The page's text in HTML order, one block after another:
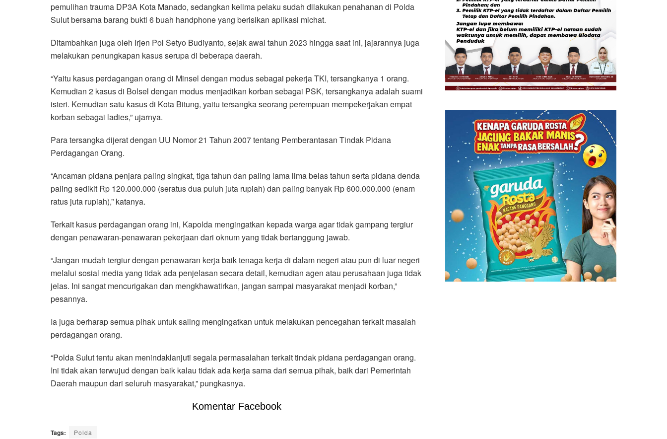
pemulihan trauma DP3A Kota Manado, sedangkan kelima pelaku sudah dilakukan penahanan di Polda
Sulut bersama barang bukti 6 buah handphone yang berisikan aplikasi michat.
Ditambahkan juga oleh Irjen Pol Setyo Budiyanto, sejak awal tahun 2023 hingga saat ini, jajarannya juga
melakukan penungkapan kasus serupa di beberapa daerah.
“Yaitu kasus perdagangan orang di Minsel dengan modus sebagai pekerja TKI, tersangkanya 1 orang.
Kemudian 2 kasus di Bolsel dengan modus menjadikan korban sebagai PSK, tersangkanya adalah suami
isteri. Kemudian satu kasus di Kota Bitung, yaitu tersangka seorang perempuan mempekerjakan empat
korban sebagai ladies,” ujarnya.
Para tersangka dijerat dengan UU Nomor 21 Tahun 2007 tentang Pemberantasan Tindak Pidana
Perdagangan Orang.
“Ancaman pidana penjara paling singkat, tiga tahun dan paling lama lima belas tahun serta pidana denda
paling sedikit Rp 120.000.000 (seratus dua puluh juta rupiah) dan paling banyak Rp 600.000.000 (enam
ratus juta rupiah),” katanya.
Terkait kasus perdagangan orang ini, Kapolda mengingatkan kepada warga agar tidak gampang tergiur
dengan penawaran-penawaran pekerjaan dari oknum yang tidak bertanggung jawab.
“Jangan mudah tergiur dengan penawaran kerja baik tenaga kerja di dalam negeri atau pun di luar negeri
melalui sosial media yang tidak ada penjelasan secara detail, kemudian agen atau perusahaan juga tidak
jelas. Ini sangat mencurigakan dan mengkhawatirkan, jangan sampai masyarakat menjadi korban,”
pesannya.
Ia juga berharap semua pihak untuk saling mengingatkan untuk melakukan pencegahan terkait masalah
perdagangan orang.
“Polda Sulut tentu akan menindaklanjuti segala permasalahan terkait tindak pidana perdagangan orang.
Ini tidak akan terwujud dengan baik kalau tidak ada kerja sama dari semua pihak, baik dari Pemerintah
Daerah maupun dari seluruh masyarakat,” pungkasnya.
Komentar Facebook
Tags: Polda